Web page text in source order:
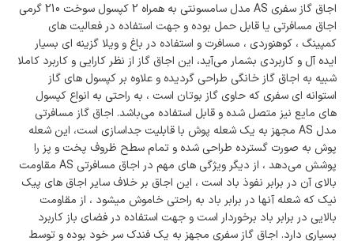
اجاق گاز سفری AS مدل سامسونتی به همراه 2 کپسول سوخت 210 گرمی
اجاق مسافرتی یا قابل حمل بوده و جهت استفاده در فعالیت های
کمپینگ ، کوهنوردی ، مسافرت و استفاده در باغ و ویلا گزینه ای بسیار
ایده آل و کاربردی بشمار می‌آید، این اجاق گاز از نظر کارایی و کاربرد کاملا
شبیه به اجاق گاز خانگی طراحی گردیده و علاوه بر کپسول های گاز
استوانه ای سفری که حاوی گاز بوتان است ، به راحتی به انواع کپسول
های مایع نیز متصل شده و قابل استفاده می‌باشد. اجاق گاز مسافرتی
مدل AS مجهز به یک شعله پوش با قابلیت جداسازی است، این شعله
پوش به صورت گسترده طراحی شده و تمام سطح ظروف پخت و پز را
پوشش می‌دهد ، از دیگر ویژگی های مهم در اجاق مسافرتی AS مقاومت
بالای آن در برابر نفوذ باد است ، این اجاق بر خلاف سایر اجاق های پیک
نیک که شعله آنها در برابر باد به راحتی خاموش میشود ، از مقاومت
بالایی در برابر باد برخوردار است و جهت استفاده در فضای باز کاربرد
بسیاری دارد. اجاق گاز سفری مجهز به یک فندک سر خود بوده و توسط